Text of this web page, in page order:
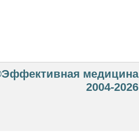
медицина
2004-2026